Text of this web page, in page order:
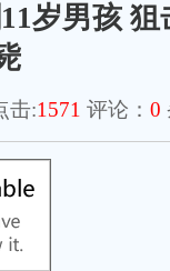
岁男孩 狙
击:1571 评论： 0